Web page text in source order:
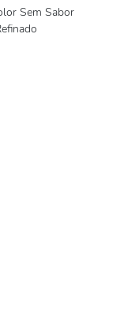
Sem Sabor